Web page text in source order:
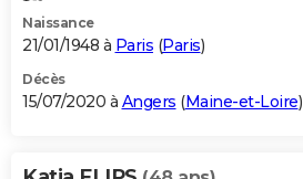
Naissance
21/01/1948 à Paris (Paris)
Décès
15/07/2020 à Angers (Maine-et-Loire)